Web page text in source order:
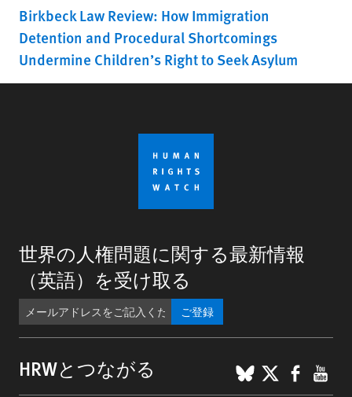
Birkbeck Law Review: How Immigration
Detention and Procedural Shortcomings
Undermine Children’s Right to Seek Asylum
世界の人権問題に関する最新情報
（英語）を受け取る
ご登録
HRWとつながる BlueSky
X